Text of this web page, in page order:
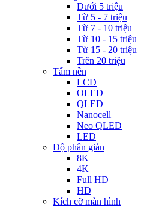
Dưới 5 triệu
Từ 5 - 7 triệu
Từ 7 - 10 triệu
Từ 10 - 15 triệu
Từ 15 - 20 triệu
Trên 20 triệu
Tấm nền
LCD
OLED
QLED
Nanocell
Neo QLED
LED
Độ phân giản
8K
4K
Full HD
HD
Kích cỡ màn hình